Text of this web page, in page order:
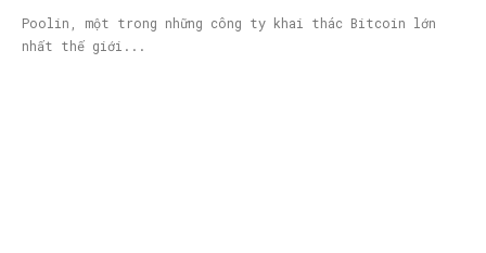
Poolin, một trong những công ty khai thác Bitcoin lớn
nhất thế giới...